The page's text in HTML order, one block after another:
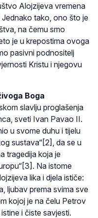
Alojzijeva vremena
tako, ono što je
na čemu smo
je u krepostima ovoga
pasivni podnositelj
Kristu i njegovu
Boga
slavlju proglašenja
sveti Ivan Pavao II.
u svome duhu i tijelu
sustava“[2], da se u
tragedija koja je
Na istome
lika i djela ističe:
ljubav prema svima sve
kojoj je na čelu Petrov
i čiste savjesti.